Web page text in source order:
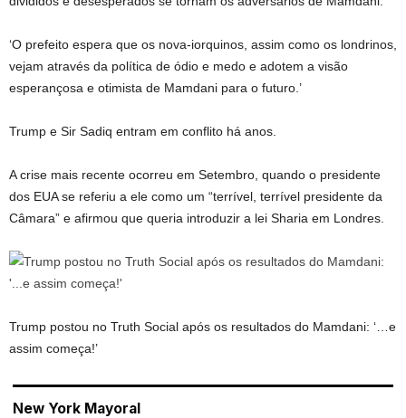
‘O prefeito espera que os nova-iorquinos, assim como os londrinos,
vejam através da política de ódio e medo e adotem a visão
esperançosa e otimista de Mamdani para o futuro.’
Trump e Sir Sadiq entram em conflito há anos.
A crise mais recente ocorreu em Setembro, quando o presidente
dos EUA se referiu a ele como um “terrível, terrível presidente da
Câmara” e afirmou que queria introduzir a lei Sharia em Londres.
Trump postou no Truth Social após os resultados do Mamdani: ‘…e
assim começa!’